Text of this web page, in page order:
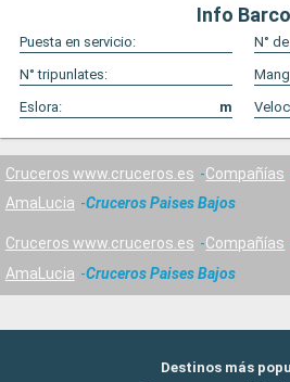
Info Barco
Puesta en servicio:
N°
N° tripunlates:
Eslora:
m
Cruceros www.cruceros.es Compañías
AmaLucia
Cruceros Paises Bajos
Cruceros www.cruceros.es Compañías
AmaLucia
Cruceros Paises Bajos
Destinos más